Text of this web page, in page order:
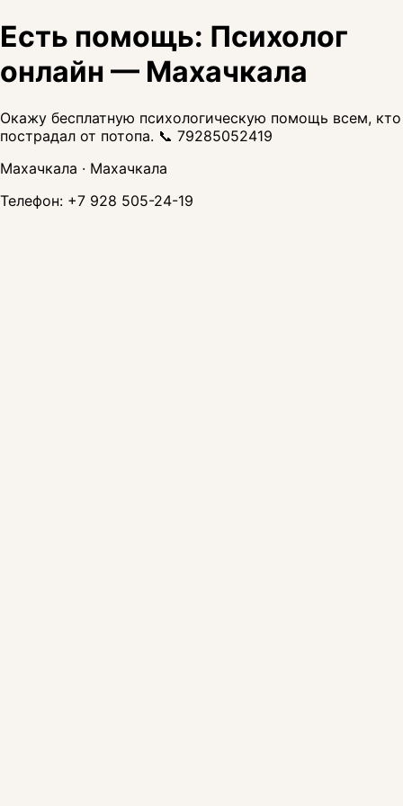
Есть помощь: Психолог
онлайн — Махачкала
Окажу бесплатную психологическую помощь всем, кто
пострадал от потопа. 📞 79285052419
Махачкала · Махачкала
Телефон: +7 928 505-24-19